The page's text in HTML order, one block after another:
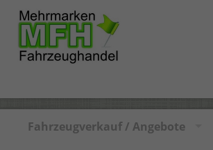
Fahrzeugverkauf / Angebote